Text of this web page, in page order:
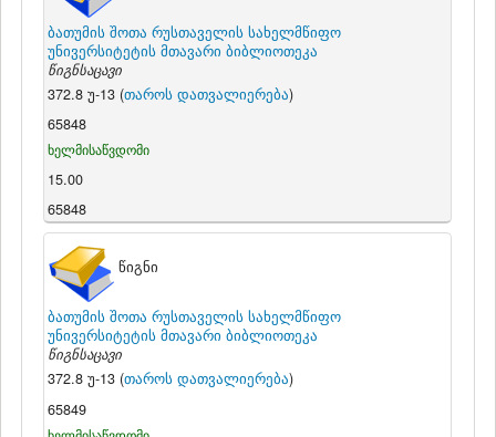
ბათუმის შოთა რუსთაველის სახელმწიფო
უნივერსიტეტის მთავარი ბიბლიოთეკა
წიგნსაცავი
372.8 უ-13 (თაროს დათვალიერება)
65848
ხელმისაწვდომი
15.00
65848
წიგნი
ბათუმის შოთა რუსთაველის სახელმწიფო
უნივერსიტეტის მთავარი ბიბლიოთეკა
წიგნსაცავი
372.8 უ-13 (თაროს დათვალიერება)
65849